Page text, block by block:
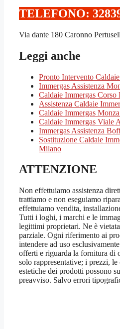
TELEFONO:
Via dante 180 Caronno
Leggi anche
Pronto Intervento
Immergas Assistenza
Caldaie Immergas
Assistenza Caldaie
Caldaie Immergas
Caldaie Immergas Viale
Immergas Assistenza
Sostituzione Caldaie
Milano
ATTENZIONE
Non effettuiamo assistenza
trattiamo e non eseguiamo
effettuiamo vendita,
Tutti i loghi, i marchi e le
legittimi proprietari. Ne è
parziale. Ogni riferimento ai
intendere ad uso
offerti e riguarda la fornitura di
solo rappresentative; i prezzi,
estetiche dei prodotti possono
preavviso. Salvo errori